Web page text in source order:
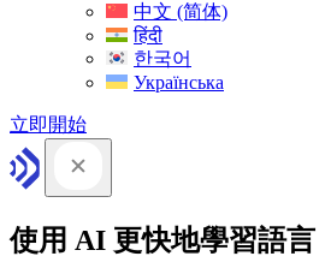
中文 (简体)
हिंदी
한국어
Українська
立即開始
使用 AI 更快地學習語言